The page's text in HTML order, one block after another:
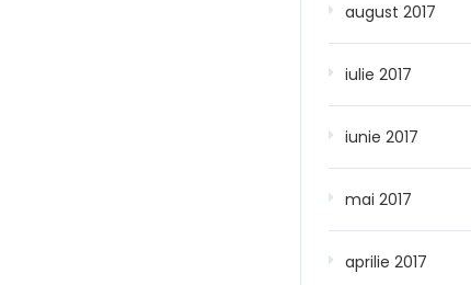
august 2017
iulie 2017
iunie 2017
mai 2017
aprilie 2017